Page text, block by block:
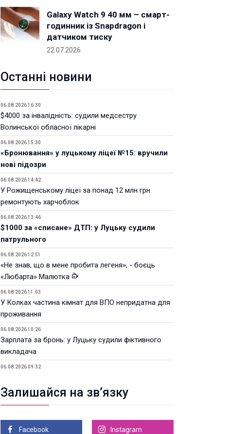
Galaxy Watch 9 40 мм – смарт-
годинник із Snapdragon і
датчиком тиску
22.07.2026
Останні новини
06.08.2026 16:30
$4000 за інвалідність: судили медсестру
Волинської обласної лікарні
06.08.2026 15:30
«Бронювання» у луцькому ліцеї №15: вручили
нові підозри
06.08.2026 14:42
У Рожищенському ліцеї за понад 12 млн грн
ремонтують харчоблок
06.08.2026 13:46
$1000 за «списане» ДТП: у Луцьку судили
патрульного
06.08.2026 12:51
«Не знав, що в мене пробита легеня», - боєць
«Любарта» Малютка
06.08.2026 11:03
У Колках частина кімнат для ВПО непридатна для
проживання
06.08.2026 10:26
Зарплата за бронь: у Луцьку судили фіктивного
викладача
06.08.2026 09:32
05.08.2026 21:18
Порівняння телеоб'єктивів Sigma Sports та Sony G-
05.08.2026 21:00
Залишайся на зв’язку
Facebook Instagram